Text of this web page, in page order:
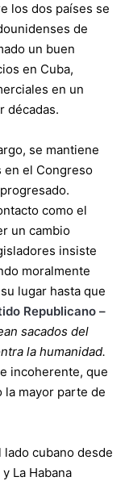
los dos países se
de
un buen
en Cuba,
en un
décadas.
se mantiene
en el Congreso
como el
un cambio
insiste
moralmente
lugar hasta que
Republicano –
sacados del
la humanidad.
incoherente, que
la mayor parte de
cubano desde
La Habana